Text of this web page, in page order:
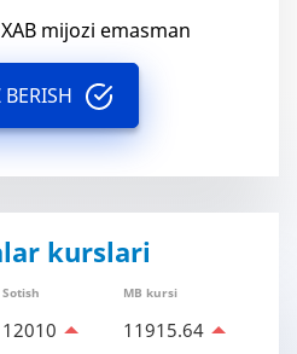
mijozi emasman
kurslari
Sotish MB kursi
12010 11915.64